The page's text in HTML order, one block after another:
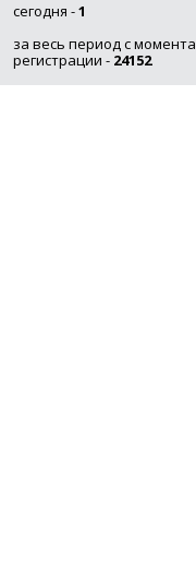
сегодня -1
за весь период с момента
регистрации - 24152